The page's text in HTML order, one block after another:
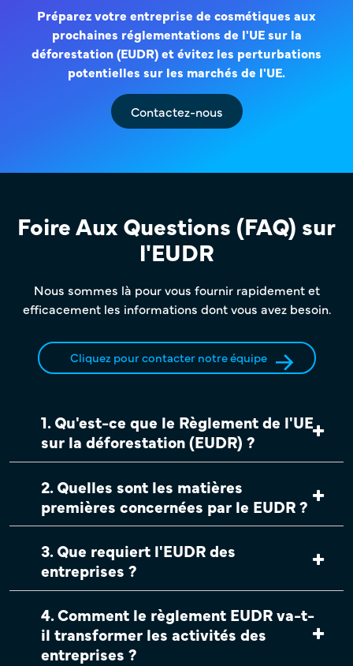
Préparez votre entreprise de cosmétiques aux
prochaines réglementations de l'UE sur la
déforestation (EUDR) et évitez les perturbations
potentielles sur les marchés de l'UE.
Contactez-nous
Foire Aux Questions (FAQ) sur
l'EUDR
Nous sommes là pour vous fournir rapidement et
efficacement les informations dont vous avez besoin.
Cliquez pour contacter notre équipe
1. Qu'est-ce que le Règlement de l'UE
sur la déforestation (EUDR) ?
2. Quelles sont les matières
premières concernées par le EUDR ?
3. Que requiert l'EUDR des
entreprises ?
4. Comment le règlement EUDR va-t-
il transformer les activités des
entreprises ?